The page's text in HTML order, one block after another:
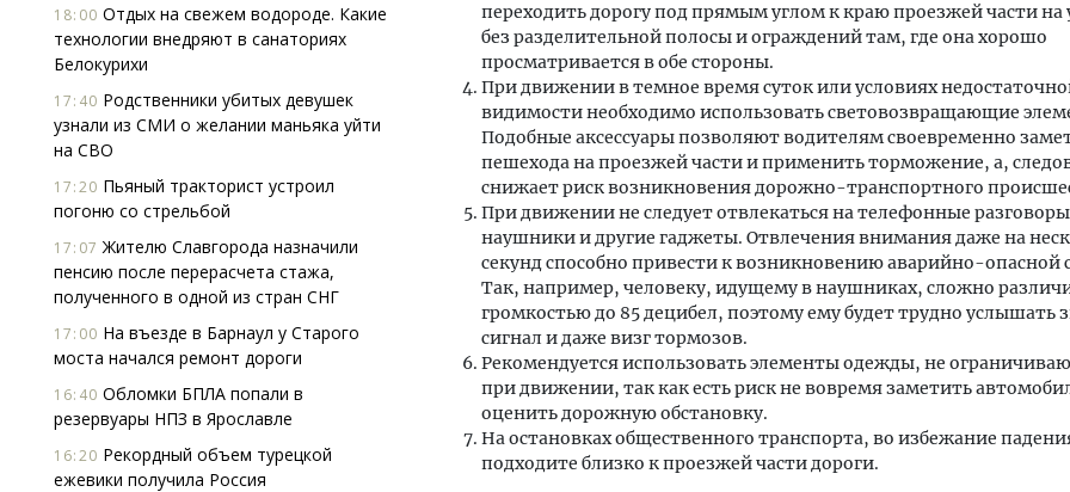
18:00 Отдых на свежем водороде. Какие
технологии внедряют в санаториях
Белокурихи
17:40 Родственники убитых девушек
узнали из СМИ о желании маньяка уйти
на СВО
17:20 Пьяный тракторист устроил
погоню со стрельбой
17:07 Жителю Славгорода назначили
пенсию после перерасчета стажа,
полученного в одной из стран СНГ
17:00 На въезде в Барнаул у Старого
моста начался ремонт дороги
16:40 Обломки БПЛА попали в
резервуары НПЗ в Ярославле
16:20 Рекордный объем турецкой
ежевики получила Россия
переходить дорогу под прямым углом к краю проезжей части на
без разделительной полосы и ограждений там, где она хорошо
просматривается в обе стороны.
При движении в темное время суток или условиях
видимости необходимо использовать световозвращающие
Подобные аксессуары позволяют водителям своевременно
пешехода на проезжей части и применить торможение, а,
снижает риск возникновения дорожно-транспортного
При движении не следует отвлекаться на телефонные
наушники и другие гаджеты. Отвлечения внимания даже на
секунд способно привести к возникновению аварийно-опасной
Так, например, человеку, идущему в наушниках, сложно
громкостью до 85 децибел, поэтому ему будет трудно услышать
сигнал и даже визг тормозов.
Рекомендуется использовать элементы одежды, не
при движении, так как есть риск не вовремя заметить
оценить дорожную обстановку.
На остановках общественного транспорта, во избежание
подходите близко к проезжей части дороги.